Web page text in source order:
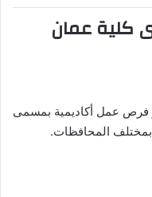
كلية عمان
فرص عمل أكاديمية بمسمى
بمختلف المحافظات.